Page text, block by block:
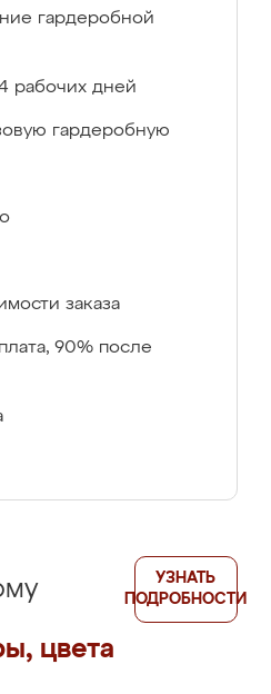
гардеробной
рабочих дней
гардеробную
заказа
90% после
цвета
УЗНАТЬ
ПОДРОБНОСТИ